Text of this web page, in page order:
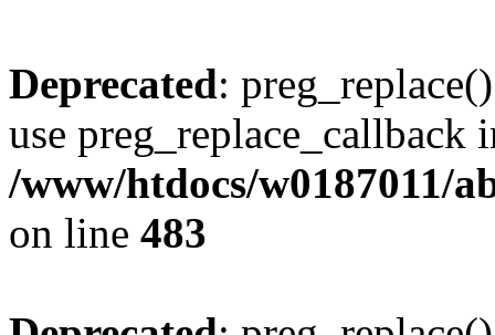
Deprecated:
use preg_replace_callback
/www/htdocs/w0187011/
on line 483